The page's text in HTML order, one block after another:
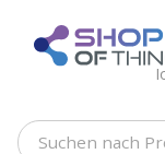
content